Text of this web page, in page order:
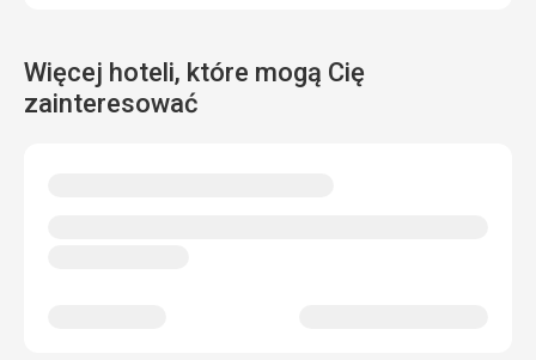
Więcej hoteli, które mogą Cię
zainteresować